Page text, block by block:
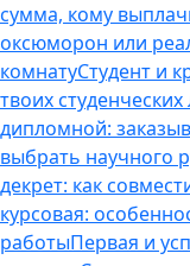
сумма, кому
оксюморон или
комнатуСтудент и
твоих студенческих
дипломной:
выбрать научного
декрет: как
курсовая:
работыПервая и